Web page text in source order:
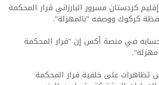
كردستان مسرور البارزاني قرار المحكمة
كركوك ووصفه "بالمهزلة".
حسابه في منصة أكس إن "قرار المحكمة
مهزلة".
على خلفية قرار المحكمة